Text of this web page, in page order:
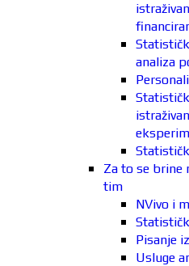
analiza
Za to se brine
tim
NVivo i
Pisanje
Usluge